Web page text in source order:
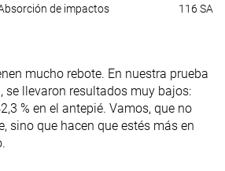
de impactos 116 SA
mucho rebote. En nuestra prueba
se llevaron resultados muy bajos:
% en el antepié. Vamos, que no
sino que hacen que estés más en